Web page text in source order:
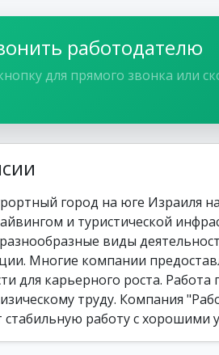
работодателю
для прямого звонка или
город на юге Израиля
и туристической
виды
Многие компании
для карьерного роста.
труду. Компания
стабильную работу с хорошими